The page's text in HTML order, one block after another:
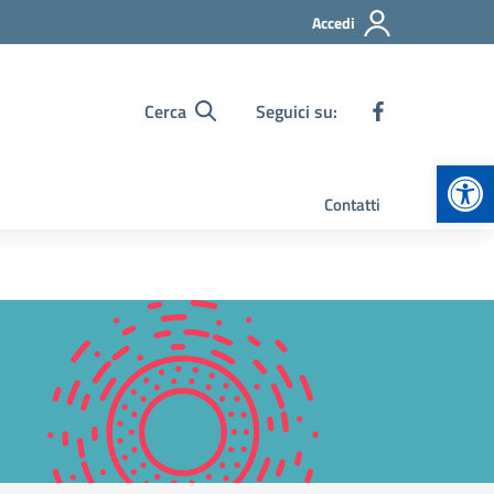
Accedi
Cerca Seguici su:
Contatti